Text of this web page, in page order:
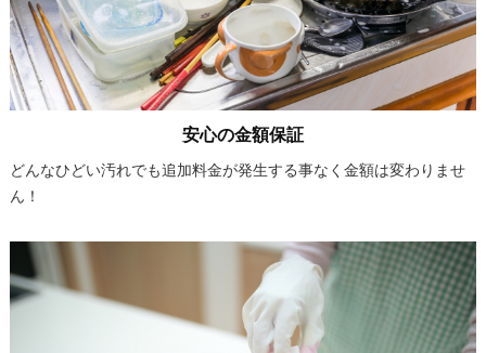
安心の金額保証
どんなひどい汚れでも追加料金が発生する事なく金額は変わりませ
ん！